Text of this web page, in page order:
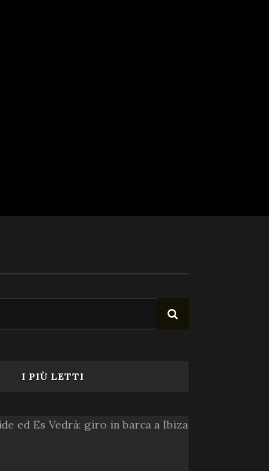
I PIÙ LETTI